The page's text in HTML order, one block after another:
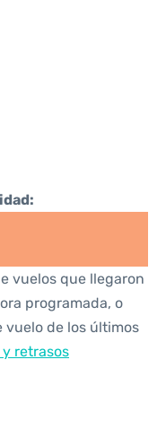
vuelos que llegaron
programada, o
vuelo de los últimos
retrasos